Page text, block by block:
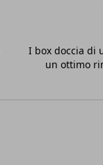
I box doccia di
un ottimo